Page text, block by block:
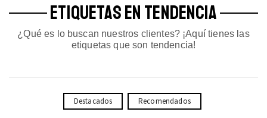
ETIQUETAS EN TENDENCIA
¿Qué es lo buscan nuestros clientes? ¡Aquí tienes las
etiquetas que son tendencia!
Destacados Recomendados